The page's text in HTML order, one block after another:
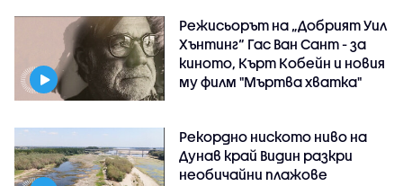
Режисьорът на „Добрият Уил
Хънтинг“ Гас Ван Сант - за
киното, Кърт Кобейн и новия
му филм "Мъртва хватка"
Рекордно ниското ниво на
Дунав край Видин разкри
необичайни плажове